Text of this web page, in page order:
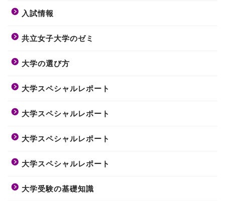
入試情報
共立女子大学のゼミ
大学の選び方
大学スペシャルレポート
大学スペシャルレポート
大学スペシャルレポート
大学スペシャルレポート
大学受験の基礎知識